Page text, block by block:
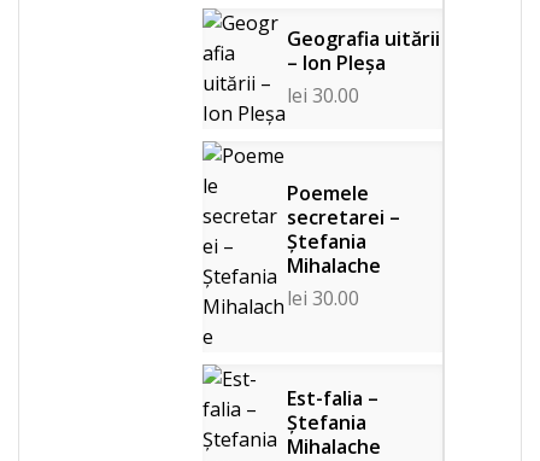
Geografia uitării
– Ion Pleșa
lei 30.00
Poemele
secretarei –
Ștefania
Mihalache
lei 30.00
Est-falia –
Ștefania
Mihalache